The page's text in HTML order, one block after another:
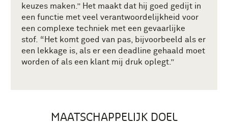
keuzes maken.” Het maakt dat hij goed gedijt in
een functie met veel verantwoordelijkheid voor
een complexe techniek met een gevaarlijke
stof. “Het komt goed van pas, bijvoorbeeld als er
een lekkage is, als er een deadline gehaald moet
worden of als een klant mij druk oplegt.”
MAATSCHAPPELIJK DOEL